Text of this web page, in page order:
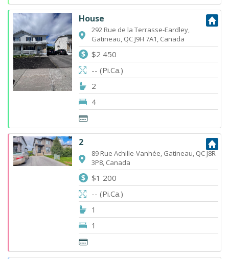
House
292 Rue de la Terrasse-Eardley,
Gatineau, QC J9H 7A1, Canada
$2 450
-- (Pi.Ca.)
2
4
2
89 Rue Achille-Vanhée, Gatineau, QC J8R
3P8, Canada
$1 200
-- (Pi.Ca.)
1
1